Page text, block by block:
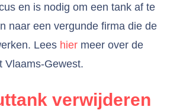
en is nodig om een tank af te
naar een vergunde firma die de
Lees hier meer over de
Vlaams-Gewest.
verwijderen